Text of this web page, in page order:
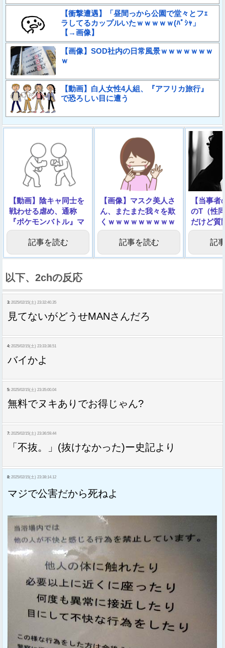
【衝撃遭遇】「昼間っから公園で堂々とフｪ
ラしてるカップルいたｗｗｗｗｗ(ﾊﾟｼｬ」
【→画像】
【画像】SOD社内の日常風景ｗｗｗｗｗｗｗ
ｗ
【動画】白人女性4人組、『アフリカ旅行』
で恐ろしい目に遭う
【動画】陰キャ同士を
戦わせる虐め、通称
『ポケモンバトル』マ
ジでえげつない
記事を読む
【画像】マスク美人さ
ん、またまた我々を欺
くｗｗｗｗｗｗｗｗｗ
記事を読む
【当事
のT（性
だけど質
記
以下、2chの反応
3: 2025/02/15(土) 23:32:40.35
見てないがどうせMANさんだろ
4: 2025/02/15(土) 23:33:38.51
バイかよ
5: 2025/02/15(土) 23:35:00.04
無料でヌキありでお得じゃん?
7: 2025/02/15(土) 23:36:59.44
「不抜。」(抜けなかった)ー史記より
8: 2025/02/15(土) 23:38:14.12
マジで公害だから死ねよ